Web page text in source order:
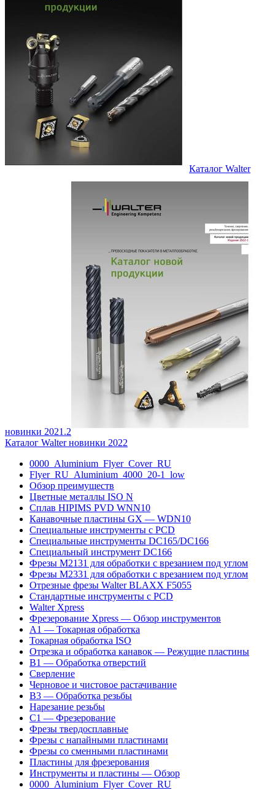
Каталог Walter
новинки 2021.2
Каталог Walter новинки 2022
0000_Aluminium_Flyer_Cover_RU
Flyer_RU_Aluminium_4000_20-1_low
Обзор преимуществ
Цветные металлы ISO N
Сплав HIPIMS PVD WNN10
Канавочные пластины GX — WDN10
Специальные инструменты с PCD
Специальные инструменты DC165/DC166
Специальный инструмент DC166
Фрезы M2131 для обработки с врезанием под углом
Фрезы M2331 для обработки с врезанием под углом
Отрезные фрезы Walter BLAXX F5055
Стандартные инструменты с PCD
Walter Xpress
Фрезерование Xpress — Обзор инструментов
A1 — Токарная обработка
Токарная обработка ISO
Отрезка и обработка канавок — Режущие пластины
B1 — Обработка отверстий
Сверление
Черновое и чистовое растачивание
B3 — Обработка резьбы
Нарезание резьбы
C1 — Фрезерование
Фрезы твердосплавные
Фрезы с напайными пластинами
Фрезы со сменными пластинами
Пластины для фрезерования
Инструменты и пластины — Обзор
0000_Aluminium_Flyer_Cover_RU